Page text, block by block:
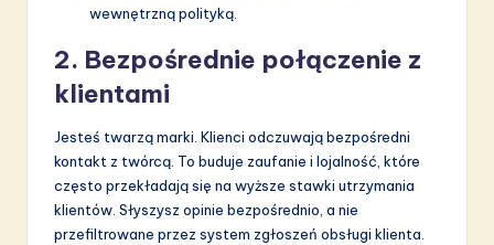
wewnętrzną polityką.
2. Bezpośrednie połączenie z
klientami
Jesteś twarzą marki. Klienci odczuwają bezpośredni
kontakt z twórcą. To buduje zaufanie i lojalność, które
często przekładają się na wyższe stawki utrzymania
klientów. Słyszysz opinie bezpośrednio, a nie
przefiltrowane przez system zgłoszeń obsługi klienta.